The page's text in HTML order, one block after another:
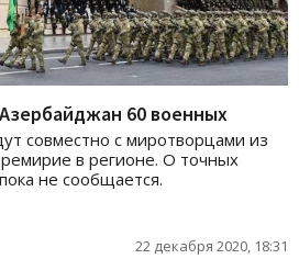
60 военных
совместно с миротворцами из
в регионе. О точных
не сообщается.
22 декабря 2020, 18:31